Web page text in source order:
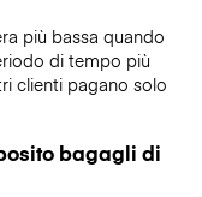
più bassa quando
di tempo più
clienti pagano solo
bagagli di